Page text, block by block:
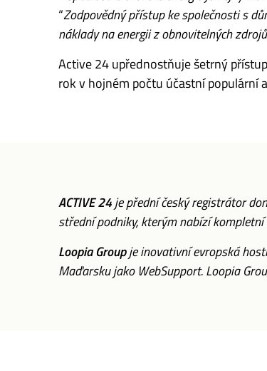
“Zodpovědný přístup ke společnosti s
náklady na energii z obnovitelných
Active 24 upřednostňuje šetrný
rok v hojném počtu účastní populární
ACTIVE 24je přední český registrátor
střední podniky, kterým nabízí
Loopia Groupje inovativní evropská
Maďarsku jako WebSupport. Loopia